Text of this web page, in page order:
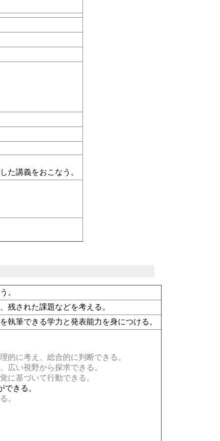
た講義をおこなう。
。
残された課題などを考える。
執筆できる学力と発表能力を身につける。
に考え、総合的に判断できる。
い視野から探求できる。
基づいて行動できる。
きる。
。